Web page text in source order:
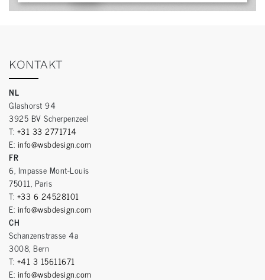
KONTAKT
NL
Glashorst 94
3925 BV Scherpenzeel
T: +31 33 2771714
E: info@wsbdesign.com
FR
6, Impasse Mont-Louis
75011, Paris
T: +33 6 24528101
E: info@wsbdesign.com
CH
Schanzenstrasse 4a
3008, Bern
T: +41 3 15611671
E: info@wsbdesign.com